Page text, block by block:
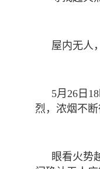
屋内无人
5月26日
烈，浓烟不
眼看火势